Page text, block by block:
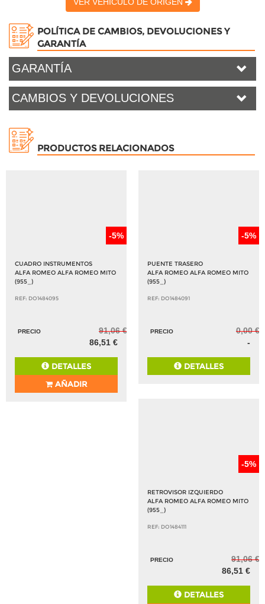
VER VEHICULO DE ORIGEN
POLÍTICA DE CAMBIOS, DEVOLUCIONES Y
GARANTÍA
GARANTÍA
CAMBIOS Y DEVOLUCIONES
PRODUCTOS RELACIONADOS
-5%
CUADRO INSTRUMENTOS
ALFA ROMEO ALFA ROMEO MITO
(955_)
REF: DO1484095
PRECIO
91,06 €
86,51 €
DETALLES
AÑADIR
-5%
PUENTE TRASERO
ALFA ROMEO ALFA ROMEO MITO
(955_)
REF: DO1484091
PRECIO
0,00 €
-
DETALLES
-5%
RETROVISOR IZQUIERDO
ALFA ROMEO ALFA ROMEO MITO
(955_)
REF: DO1484111
PRECIO
91,06 €
86,51 €
DETALLES